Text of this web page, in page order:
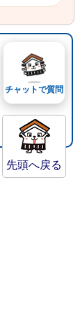
先頭へ戻る
チャットで質問